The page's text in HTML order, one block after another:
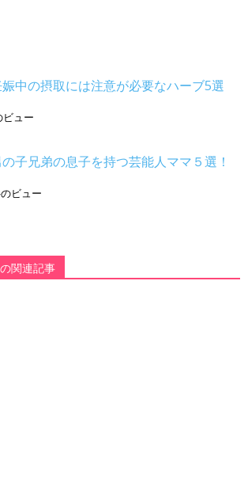
中の摂取には注意が必要なハーブ5選
ュー
子兄弟の息子を持つ芸能人ママ５選！
ビュー
関連記事